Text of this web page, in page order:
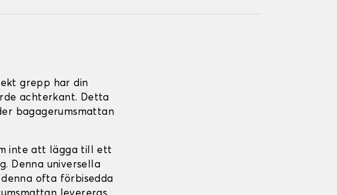
grepp har din
achterkant. Detta
bagagerumsmattan
inte att lägga till ett
Denna universella
ofta förbisedda